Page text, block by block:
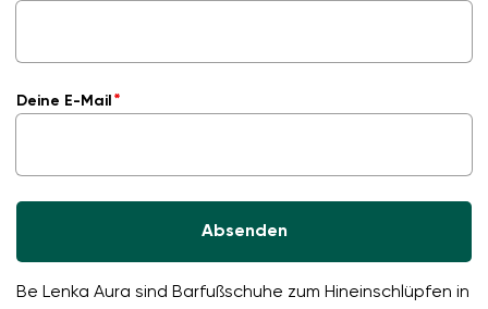
Be Lenka Aura sind Barfußschuhe zum Hineinschlüpfen in
Deine E-Mail
Absenden